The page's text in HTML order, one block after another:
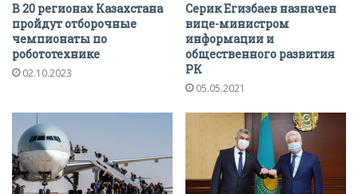
В 20 регионах Казахстана
пройдут отборочные
чемпионаты по
робототехнике
02.10.2023
Серик Егизбаев назначен
вице-министром
информации и
общественного развития
РК
05.05.2021